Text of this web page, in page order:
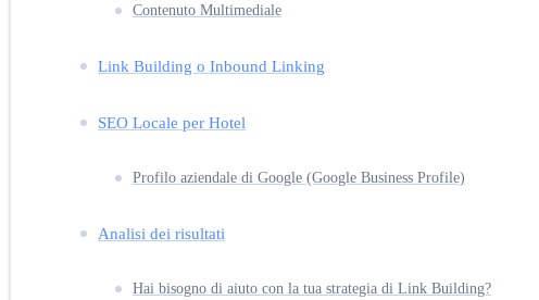
Contenuto Multimediale
Link Building o Inbound Linking
SEO Locale per Hotel
Profilo aziendale di Google (Google Business Profile)
Analisi dei risultati
Hai bisogno di aiuto con la tua strategia di Link Building?